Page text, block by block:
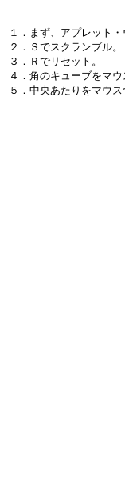
１．まず、アプレット
２．Ｓでスクランブル。
３．Ｒでリセット。
４．角のキューブをマ